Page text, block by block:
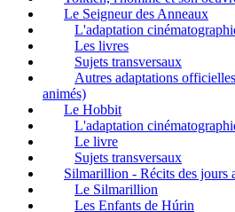
Le Seigneur des Anneaux
L'adaptation
Les livres
Sujets transversaux
Autres adaptations
animés)
Le Hobbit
L'adaptation
Le livre
Sujets transversaux
Silmarillion - Récits des jours
Le Silmarillion
Les Enfants de Húrin